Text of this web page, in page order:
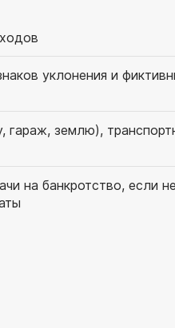
уклонения и
гараж, землю),
на банкротство, если не